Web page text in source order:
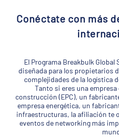
Conéctate con más
El Programa Breakbulk
diseñada para los propietarios
complejidades de la logística
Tanto si eres una
construcción (EPC), un
empresa energética, un
infraestructuras, la afiliación te
eventos de networking más